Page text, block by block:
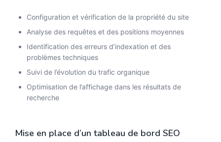
Configuration et vérification de la propriété du site
Analyse des requêtes et des positions moyennes
Identification des erreurs d’indexation et des
problèmes techniques
Suivi de l’évolution du trafic organique
Optimisation de l’affichage dans les résultats de
recherche
Mise en place d’un tableau de bord SEO